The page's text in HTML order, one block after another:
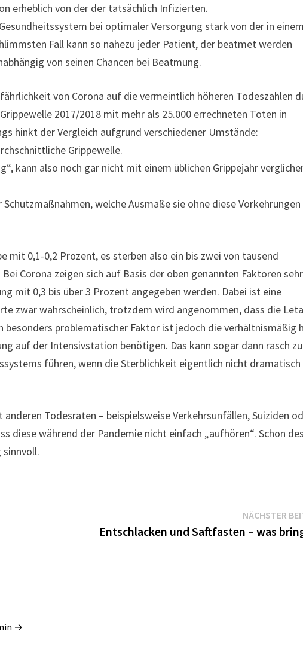
erheblich von der der tatsächlich Infizierten.
bei optimaler Versorgung stark von der in einem
Fall kann so nahezu jeder Patient, der beatmet werden
von seinen Chancen bei Beatmung.
von Corona auf die vermeintlich höheren Todeszahlen
2017/2018 mit mehr als 25.000 errechneten Toten in
hinkt der Vergleich aufgrund verschiedener Umstände:
Grippewelle.
kann also noch gar nicht mit einem üblichen Grippejahr
welche Ausmaße sie ohne diese Vorkehrungen
mit 0,1-0,2 Prozent, es sterben also ein bis zwei von tausend
Corona zeigen sich auf Basis der oben genannten Faktoren sehr
mit 0,3 bis über 3 Prozent angegeben werden. Dabei ist eine
zwar wahrscheinlich, trotzdem wird angenommen, dass die
besonders problematischer Faktor ist jedoch die verhältnismäßig
auf der Intensivstation benötigen. Das kann sogar dann rasch zu
führen, wenn die Sterblichkeit eigentlich nicht dramatisch
Todesraten – beispielsweise Verkehrsunfällen, Suiziden
diese während der Pandemie nicht einfach „aufhören“. Schon
NÄCHSTER
Entschlacken und Saftfasten – was
→